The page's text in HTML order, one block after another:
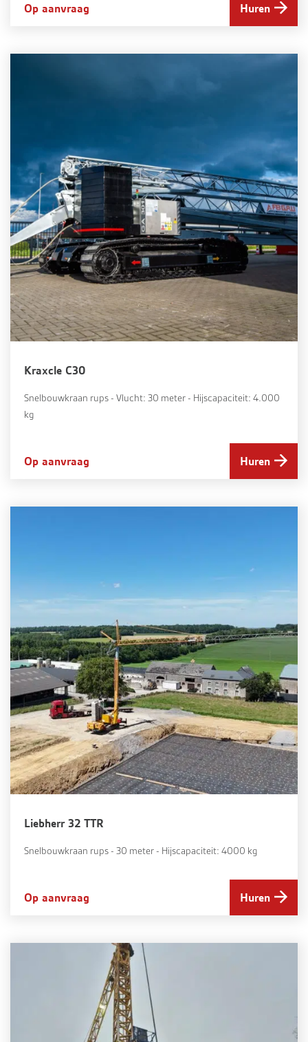
Op aanvraag Huren
Kraxcle C30
Snelbouwkraan rups - Vlucht: 30 meter - Hijscapaciteit: 4.000
kg
Op aanvraag Huren
Liebherr 32 TTR
Snelbouwkraan rups - 30 meter - Hijscapaciteit: 4000 kg
Op aanvraag Huren